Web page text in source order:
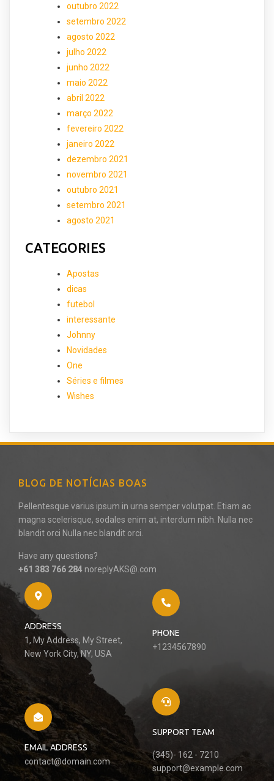
outubro 2022
setembro 2022
agosto 2022
julho 2022
junho 2022
maio 2022
abril 2022
março 2022
fevereiro 2022
janeiro 2022
dezembro 2021
novembro 2021
outubro 2021
setembro 2021
agosto 2021
CATEGORIES
Apostas
dicas
futebol
interessante
Johnny
Novidades
One
Séries e filmes
Wishes
BLOG DE NOTÍCIAS BOAS
Pellentesque varius ipsum in urna semper volutpat. Etiam ac
magna scelerisque, sodales enim at, interdum nibh. Nulla nec
blandit orci Nulla nec blandit orci.
Have any questions?
+61 383 766 284 noreplyAKS@.com
ADDRESS
1, My Address, My Street,
New York City, NY, USA
PHONE
+1234567890
EMAIL ADDRESS
contact@domain.com
SUPPORT TEAM
(345)- 162 - 7210
support@example.com